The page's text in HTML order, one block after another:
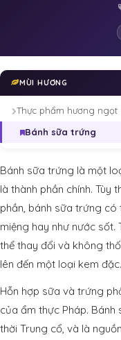
MÙI HƯƠNG
Thực phẩm hương ngọt
Bánh sữa trứng
Bánh sữa trứng là một
là thành phần chính. Tùy
phần, bánh sữa trứng
miệng hay như nước
thể thay đổi và không
lên đến một loại kem đặc.
Hỗn hợp sữa và trứng
của ẩm thực Pháp.
thời Trung cổ, và là